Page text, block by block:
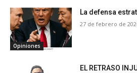
Opiniones
La defensa
27 de febrero de
EL RETRASO